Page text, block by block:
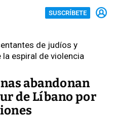
SUSCRÍBETE
de judíos y
espiral de violencia
abandonan
de Líbano por